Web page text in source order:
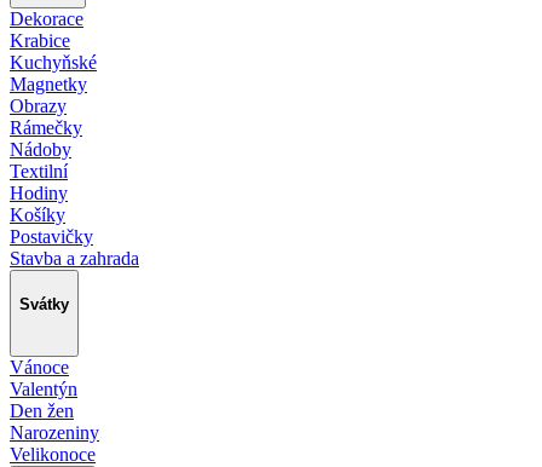
Dekorace
Krabice
Kuchyňské
Magnetky
Obrazy
Rámečky
Nádoby
Textilní
Hodiny
Košíky
Postavičky
Stavba a zahrada
Svátky
Vánoce
Valentýn
Den žen
Narozeniny
Velikonoce